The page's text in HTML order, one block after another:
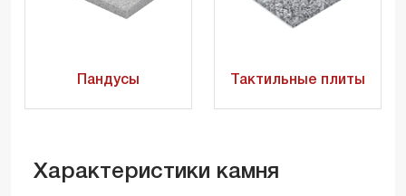
Пандусы Тактильные плиты
Характеристики камня